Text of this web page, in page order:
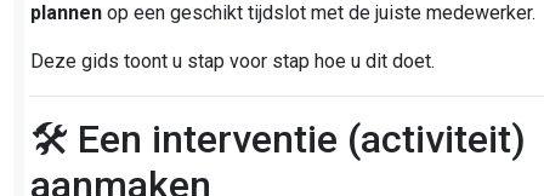
plannen op een geschikt tijdslot met de juiste medewerker.
Deze gids toont u stap voor stap hoe u dit doet.
🛠️ Een interventie (activiteit)
aanmaken